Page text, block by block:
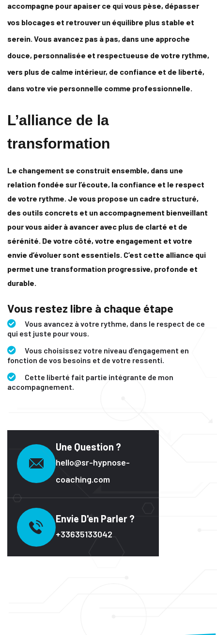
accompagne pour apaiser ce qui vous pèse, dépasser
vos blocages et retrouver un équilibre plus stable et
serein. Vous avancez pas à pas, dans une approche
douce, personnalisée et respectueuse de votre rythme,
vers plus de calme intérieur, de confiance et de liberté,
dans votre vie personnelle comme professionnelle.
L’alliance de la
transformation
Le changement se construit ensemble, dans une
relation fondée sur l’écoute, la confiance et le respect
de votre rythme. Je vous propose un cadre structuré,
des outils concrets et un accompagnement bienveillant
pour vous aider à avancer avec plus de clarté et de
sérénité. De votre côté, votre engagement et votre
envie d’évoluer sont essentiels. C’est cette alliance qui
permet une transformation progressive, profonde et
durable.
Vous restez libre à chaque étape
Vous avancez à votre rythme, dans le respect de ce
qui est juste pour vous.
Vous choisissez votre niveau d’engagement en
fonction de vos besoins et de votre ressenti.
Cette liberté fait partie intégrante de mon
accompagnement.
Une Question ?
hello@sr-hypnose-
coaching.com
Envie D'en Parler ?
+33635133042